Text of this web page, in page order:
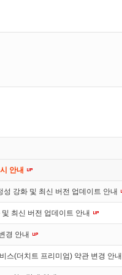
안내
성 강화 및 최신 버전 업데이트 안내
최신 버전 업데이트 안내
경 안내
스(더치트 프리미엄) 약관 변경 안